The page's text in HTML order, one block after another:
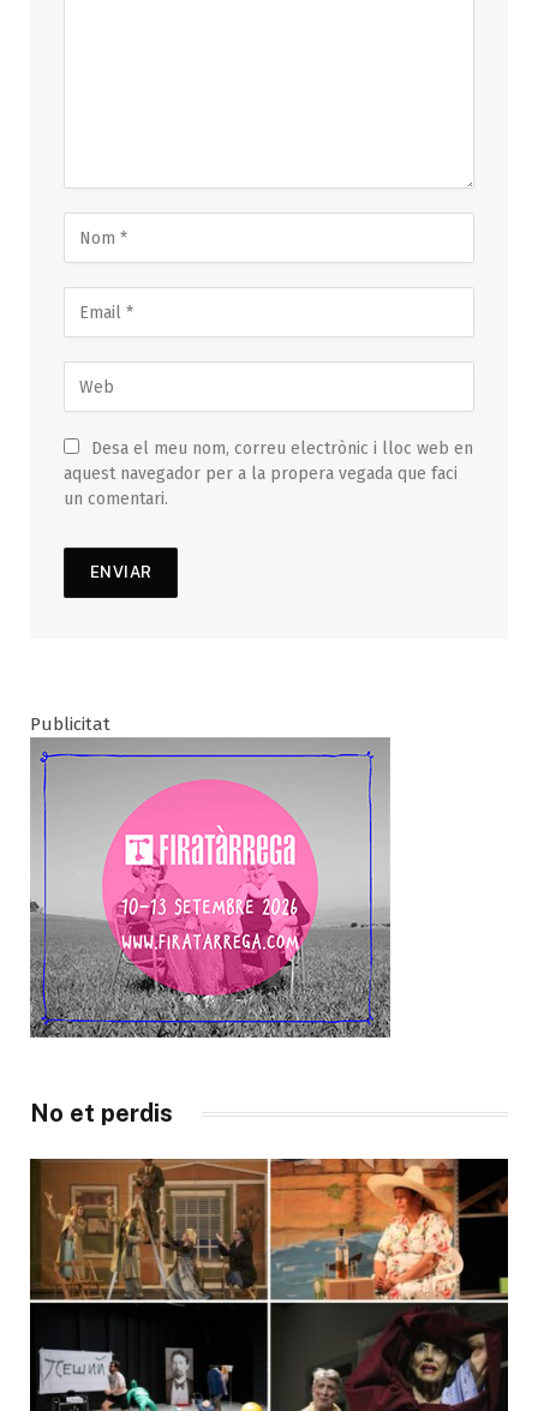
Desa el meu nom, correu electrònic i lloc web en
aquest navegador per a la propera vegada que faci
un comentari.
Publicitat
No et perdis